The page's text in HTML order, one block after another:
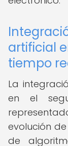
artificial
tiempo
La
en el
evolución
de